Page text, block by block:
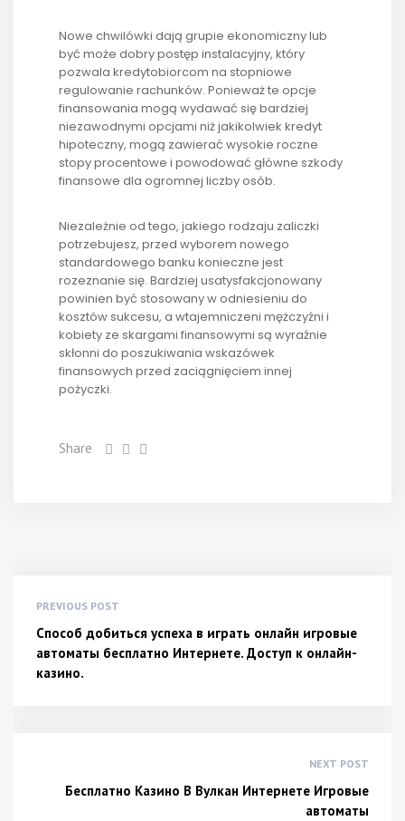
Nowe chwilówki dają grupie ekonomiczny lub
być może dobry postęp instalacyjny, który
pozwala kredytobiorcom na stopniowe
regulowanie rachunków. Ponieważ te opcje
finansowania mogą wydawać się bardziej
niezawodnymi opcjami niż jakikolwiek kredyt
hipoteczny, mogą zawierać wysokie roczne
stopy procentowe i powodować główne szkody
finansowe dla ogromnej liczby osób.
Niezależnie od tego, jakiego rodzaju zaliczki
potrzebujesz, przed wyborem nowego
standardowego banku konieczne jest
rozeznanie się. Bardziej usatysfakcjonowany
powinien być stosowany w odniesieniu do
kosztów sukcesu, a wtajemniczeni mężczyźni i
kobiety ze skargami finansowymi są wyraźnie
skłonni do poszukiwania wskazówek
finansowych przed zaciągnięciem innej
pożyczki.
Share
PREVIOUS POST
Способ добиться успеха в играть онлайн игровые
автоматы бесплатно Интернете. Доступ к онлайн-
казино.
NEXT POST
Бесплатно Казино В Вулкан Интернете Игровые
автоматы